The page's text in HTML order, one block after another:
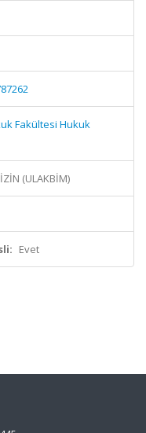
Fakültesi Hukuk
(ULAKBİM)
Evet